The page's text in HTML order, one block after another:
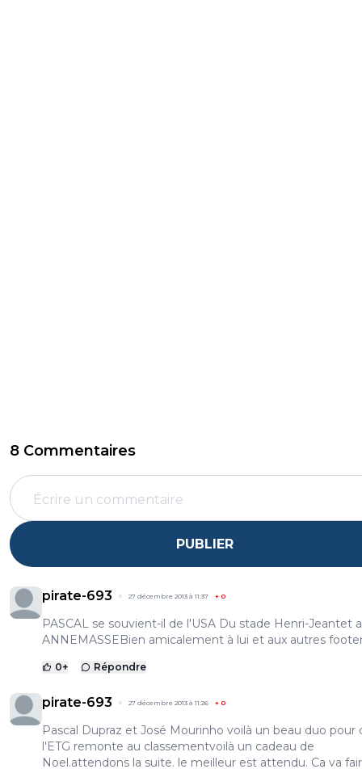
8 Commentaires
PUBLIER
pirate-693 27 décembre 2013 à 11:37 + 0
PASCAL se souvient-il de l'USA Du stade Henri-Jeantet a
ANNEMASSEBien amicalement à lui et aux autres
0+ Répondre
pirate-693 27 décembre 2013 à 11:26 + 0
Pascal Dupraz et José Mourinho voilà un beau duo pour
l'ETG remonte au classementvoilà un cadeau de
Noel.attendons la suite. le meilleur est attendu. Ca va